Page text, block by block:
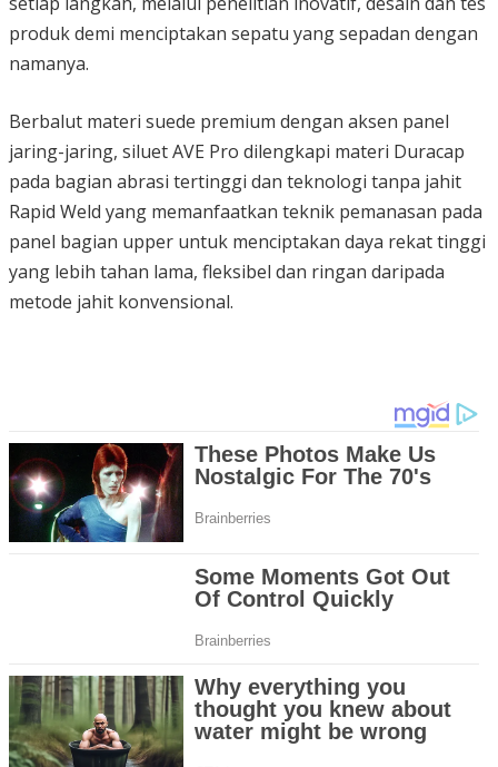
produk demi menciptakan sepatu yang sepadan dengan
namanya.
Berbalut materi suede premium dengan aksen panel
jaring-jaring, siluet AVE Pro dilengkapi materi Duracap
pada bagian abrasi tertinggi dan teknologi tanpa jahit
Rapid Weld yang memanfaatkan teknik pemanasan pada
panel bagian upper untuk menciptakan daya rekat tinggi
yang lebih tahan lama, fleksibel dan ringan daripada
metode jahit konvensional.